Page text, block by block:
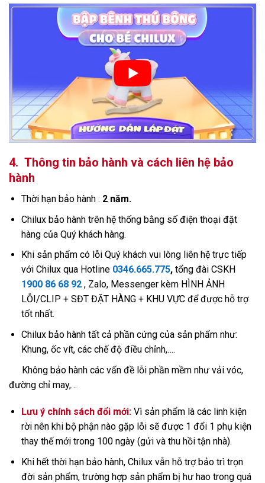
4. Thông tin bảo hành và cách liên hệ bảo
hành
Thời hạn bảo hành : 2 năm.
Chilux bảo hành trên hệ thống bằng số điện thoại đặt
hàng của Quý khách hàng.
Khi sản phẩm có lỗi Quý khách vui lòng liên hệ trực tiếp
với Chilux qua Hotline 0346.665.775,tổng đài CSKH
1900 86 68 92, Zalo, Messenger kèm HÌNH ẢNH
LỖI/CLIP + SĐT ĐẶT HÀNG + KHU VỰC để được hỗ trợ
tốt nhất.
Chilux bảo hành tất cả phần cứng của sản phẩm như:
Khung, ốc vít, các chế độ điều chỉnh,….
Không bảo hành các vấn đề lỗi phần mềm như vải vóc,
đường chỉ may,…
Lưu ý chính sách đổi mới:Vì sản phẩm là các linh kiện
rời nên khi bộ phận nào gặp lỗi sẽ được 1 đổi 1 phụ kiện
thay thế mới trong 100 ngày (gửi và thu hồi tận nhà).
Khi hết thời hạn bảo hành, Chilux vẫn hỗ trợ bảo trì trọn
đời sản phẩm, trường hợp sản phẩm bị hư hao trong quá